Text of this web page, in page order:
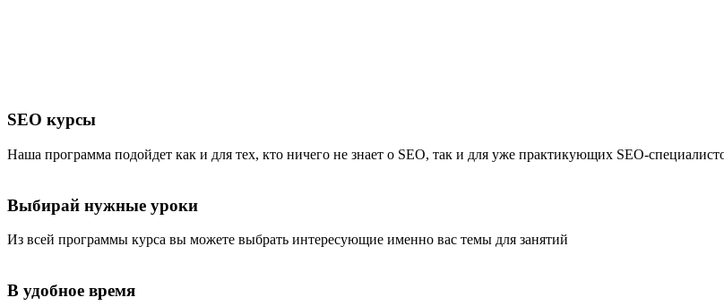
SEO курсы
Наша программа подойдет как и для тех, кто ничего не знает о SEO, так и для уже практикующих SEO-
Выбирай нужные уроки
Из всей программы курса вы можете выбрать интересующие именно вас темы для занятий
В удобное время